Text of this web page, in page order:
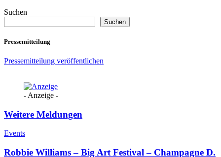
Suchen
Suchen
Pressemitteilung
Pressemitteilung veröffentlichen
- Anzeige -
Weitere Meldungen
Events
Robbie Williams – Big Art Festival – Champagne D.